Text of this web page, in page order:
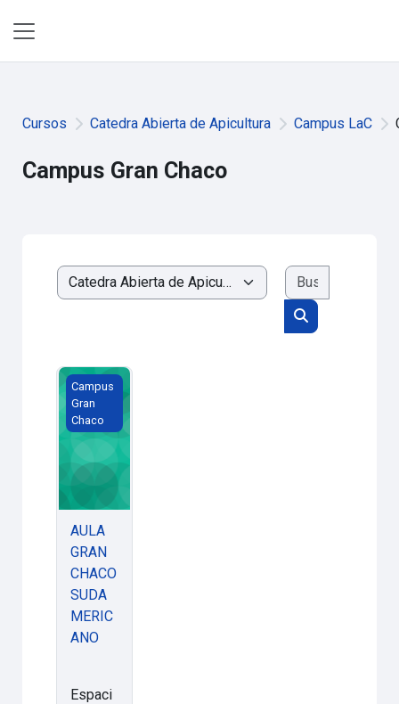
Cursos Catedra Abierta de Apicultura Campus LaC
Campus Gran Chaco
Categorías
Buscar cursos
AULA GRAN CHACO SUDAMERICANO
Campus
Gran
Chaco
AULA
GRAN
CHACO
SUDA
MERIC
ANO
Espaci